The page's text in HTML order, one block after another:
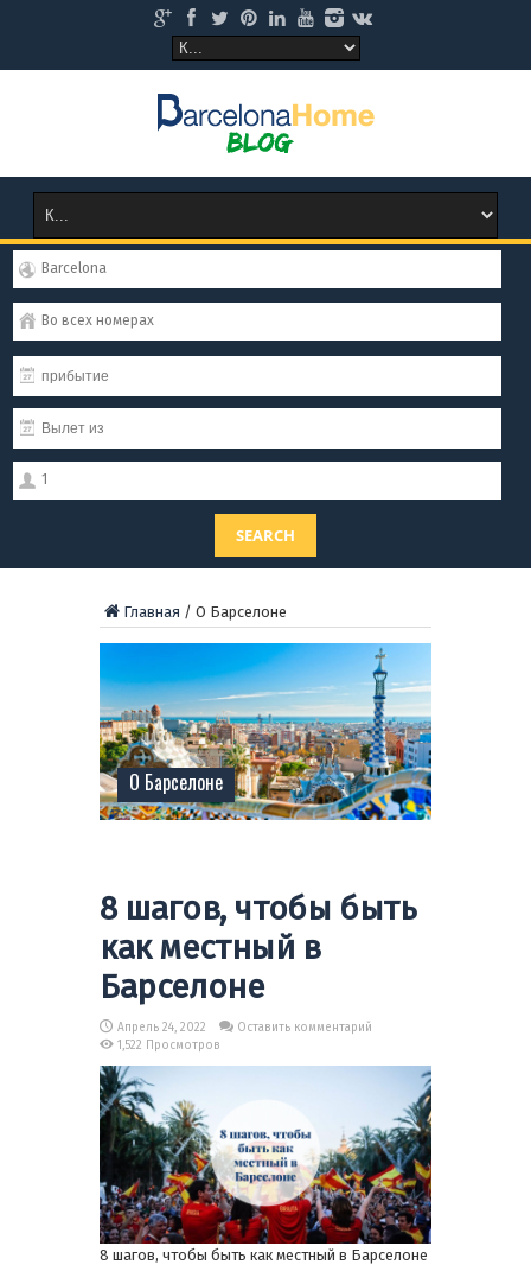
Barcelona
Во всех номерах
1
SEARCH
Главная / О Барселоне
О Барселоне
8 шагов, чтобы быть
как местный в
Барселоне
Апрель 24, 2022
Оставить комментарий
1,522 Просмотров
8 шагов, чтобы быть как местный в Барселоне